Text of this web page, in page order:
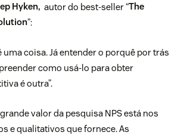
Hyken, autor do best-seller “The
”:
uma coisa. Já entender o porquê por trás
como usá-lo para obter
é outra”.
valor da pesquisa NPS está nos
e qualitativos que fornece. As